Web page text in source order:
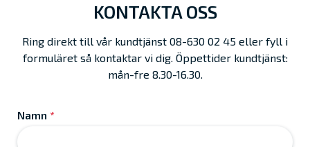
KONTAKTA OSS
Ring direkt till vår kundtjänst 08-630 02 45 eller fyll i
formuläret så kontaktar vi dig. Öppettider kundtjänst:
mån-fre 8.30-16.30.
Namn *